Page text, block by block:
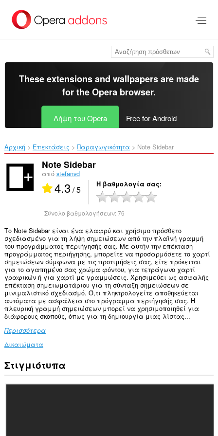
στο
κύριο
These extensions and wallpapers are made
for theOpera browser.
Λήψη του Opera Free for Android
Αρχική Επεκτάσεις Παραγωγικότητα Note Sidebar‎
Note Sidebar
από stefanvd
4.3 / 5 Η βαθμολογία σας
Σύνολο βαθμολογήσεων:76
Το Note Sidebar είναι ένα ελαφρύ και χρήσιμο πρόσθετο
σχεδιασμένο για τη λήψη σημειώσεων από την πλαϊνή γραμμή
του προγράμματος περιήγησής σας. Με αυτήν την επέκταση
προγράμματος περιήγησης, μπορείτε να προσαρμόσετε το χαρτί
σημειώσεων σύμφωνα με τις προτιμήσεις σας, είτε πρόκειται
για το αγαπημένο σας χρώμα φόντου, για τετράγωνο χαρτί
γραφικών ή για χαρτί με γραμμώσεις. Χρησιμεύει ως ασφαλής
επέκταση σημειωματάριου για τη σύνταξη σημειώσεων σε
μινιμαλιστικό σχεδιασμό. Ό,τι πληκτρολογείτε αποθηκεύεται
αυτόματα με ασφάλεια στο πρόγραμμα περιήγησής σας. Η
πλευρική γραμμή σημειώσεων μπορεί να χρησιμοποιηθεί για
διάφορους σκοπούς, όπως για τη δημιουργία μιας λίστας...
Περισσότερα
Δικαιώματα
Αυτή
η
Στιγμιότυπα